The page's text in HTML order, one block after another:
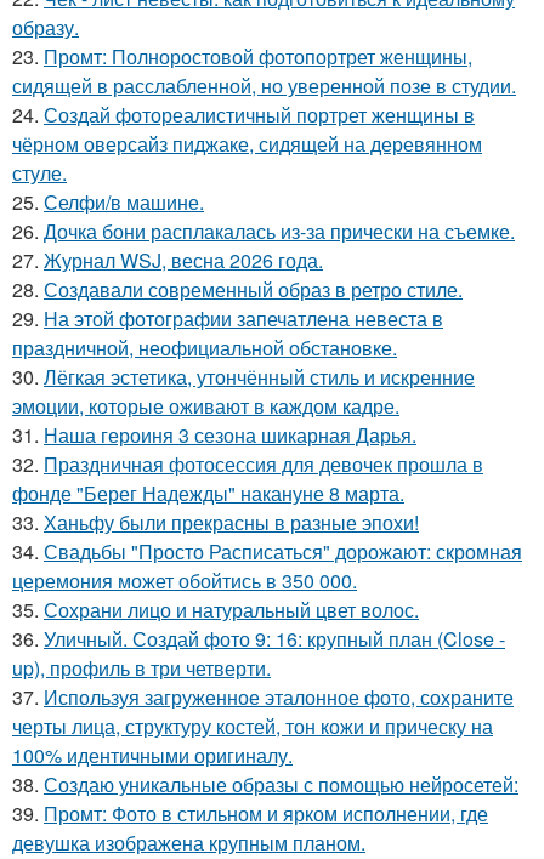
образу.
23. Промт: Полноростовой фотопортрет женщины,
сидящей в расслабленной, но уверенной позе в студии.
24. Создай фотореалистичный портрет женщины в
чёрном оверсайз пиджаке, сидящей на деревянном
стуле.
25. Селфи/в машине.
26. Дочка бони расплакалась из-за прически на съемке.
27. Журнал WSJ, весна 2026 года.
28. Создавали современный образ в ретро стиле.
29. На этой фотографии запечатлена невеста в
праздничной, неофициальной обстановке.
30. Лёгкая эстетика, утончённый стиль и искренние
эмоции, которые оживают в каждом кадре.
31. Наша героиня 3 сезона шикарная Дарья.
32. Праздничная фотосессия для девочек прошла в
фонде "Берег Надежды" накануне 8 марта.
33. Ханьфу были прекрасны в разные эпохи!
34. Свадьбы "Просто Расписаться" дорожают: скромная
церемония может обойтись в 350 000.
35. Сохрани лицо и натуральный цвет волос.
36. Уличный. Создай фото 9: 16: крупный план (Close -
up), профиль в три четверти.
37. Используя загруженное эталонное фото, сохраните
черты лица, структуру костей, тон кожи и прическу на
100% идентичными оригиналу.
38. Создаю уникальные образы с помощью нейросетей:
39. Промт: Фото в стильном и ярком исполнении, где
девушка изображена крупным планом.